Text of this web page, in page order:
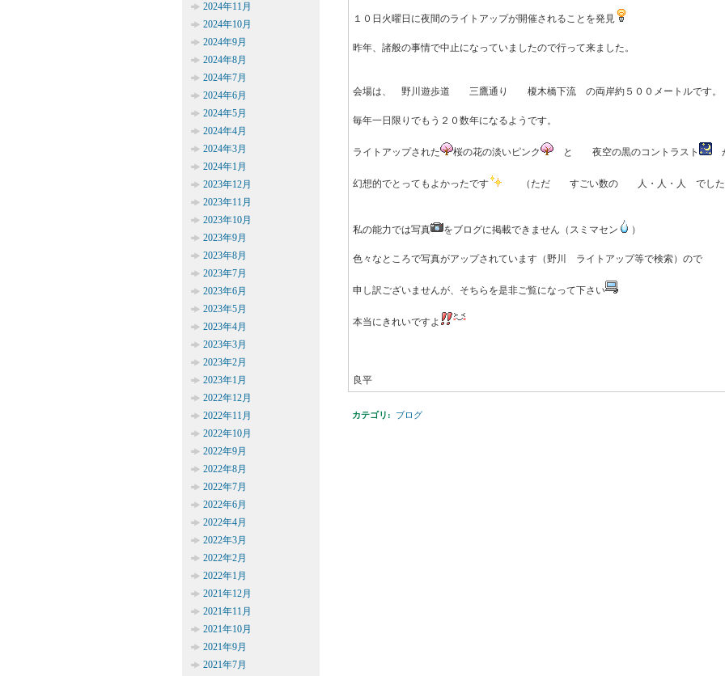
１０日火曜日に夜間のライトアップが開催されることを発見
昨年、諸般の事情で中止になっていましたので行って来ました。
会場は、 野川遊歩道 三鷹通り 榎木橋下流 の両岸約５００メートルです。
毎年一日限りでもう２０数年になるようです。
ライトアップされた 桜の花の淡いピンク と 夜空の黒のコントラスト
幻想的でとってもよかったです （ただ すごい数の 人・人・人 でした
私の能力では写真 をブログに掲載できません（スミマセン ）
色々なところで写真がアップされています（野川 ライトアップ等で検索）ので
申し訳ございませんが、そちらを是非ご覧になって下さい
本当にきれいですよ
良平
カテゴリ : ブログ
2024年11月
2024年10月
2024年9月
2024年8月
2024年7月
2024年6月
2024年5月
2024年4月
2024年3月
2024年1月
2023年12月
2023年11月
2023年10月
2023年9月
2023年8月
2023年7月
2023年6月
2023年5月
2023年4月
2023年3月
2023年2月
2023年1月
2022年12月
2022年11月
2022年10月
2022年9月
2022年8月
2022年7月
2022年6月
2022年4月
2022年3月
2022年2月
2022年1月
2021年12月
2021年11月
2021年10月
2021年9月
2021年7月